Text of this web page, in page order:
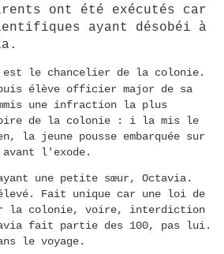
ont été exécutés car
ayant désobéi à
est le chancelier de la colonie.
élève officier major de sa
une infraction la plus
de la colonie : i la mis le
la jeune pousse embarquée sur
l'exode.
une petite sœur, Octavia.
Fait unique car une loi de
la colonie, voire, interdiction
fait partie des 100, pas lui.
le voyage.